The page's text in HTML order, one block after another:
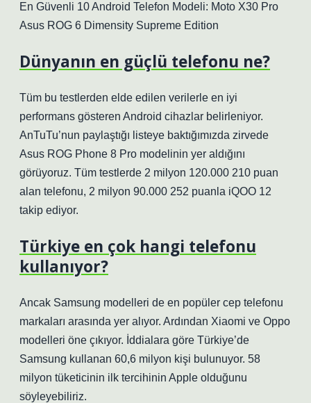
En Güvenli 10 Android Telefon Modeli: Moto X30 Pro
Asus ROG 6 Dimensity Supreme Edition
Dünyanın en güçlü telefonu ne?
Tüm bu testlerden elde edilen verilerle en iyi
performans gösteren Android cihazlar belirleniyor.
AnTuTu’nun paylaştığı listeye baktığımızda zirvede
Asus ROG Phone 8 Pro modelinin yer aldığını
görüyoruz. Tüm testlerde 2 milyon 120.000 210 puan
alan telefonu, 2 milyon 90.000 252 puanla iQOO 12
takip ediyor.
Türkiye en çok hangi telefonu
kullanıyor?
Ancak Samsung modelleri de en popüler cep telefonu
markaları arasında yer alıyor. Ardından Xiaomi ve Oppo
modelleri öne çıkıyor. İddialara göre Türkiye’de
Samsung kullanan 60,6 milyon kişi bulunuyor. 58
milyon tüketicinin ilk tercihinin Apple olduğunu
söyleyebiliriz.